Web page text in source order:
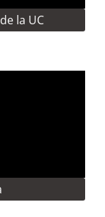
la UC